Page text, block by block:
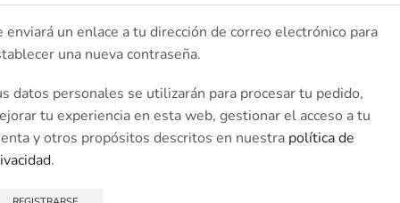
enviará un enlace a tu dirección de correo electrónico para
una nueva contraseña.
datos personales se utilizarán para procesar tu pedido,
tu experiencia en esta web, gestionar el acceso a tu
y otros propósitos descritos en nuestra política de
.